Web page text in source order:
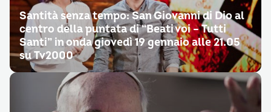
Santità senza tempo: San Giovanni di Dio al
centro della puntata di “Beati voi – Tutti
Santi” in onda giovedì 19 gennaio alle 21.05
su Tv2000